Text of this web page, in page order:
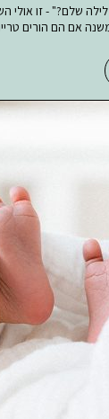
לילה שלם?" - זו
משנה אם הם הורים